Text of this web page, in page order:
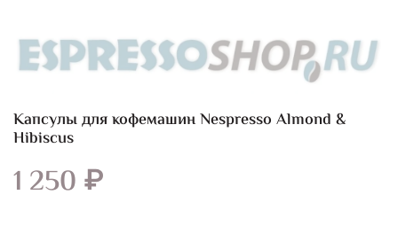
Капсулы для кофемашин Nespresso Almond &
Hibiscus
1 250 ₽